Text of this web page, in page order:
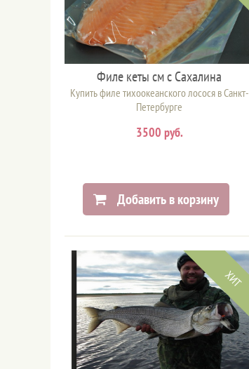
Филе кеты см с Сахалина
Купить филе тихоокеанского лосося в Санкт-
Петербурге
3500 руб.
Добавить в корзину
ХИТ